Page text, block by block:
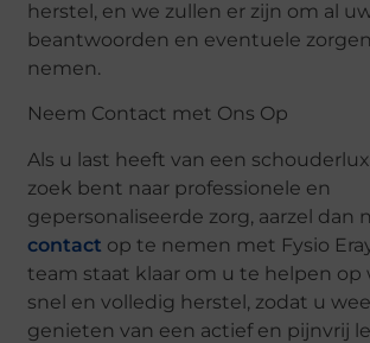
herstel, en we zullen er zijn om al
beantwoorden en eventuele
nemen.
Neem Contact met Ons Op
Als u last heeft van een
zoek bent naar professionele en
gepersonaliseerde zorg, aarzel dan
contact op te nemen met Fysio
team staat klaar om u te helpen op
snel en volledig herstel, zodat u
genieten van een actief en pijnvrij